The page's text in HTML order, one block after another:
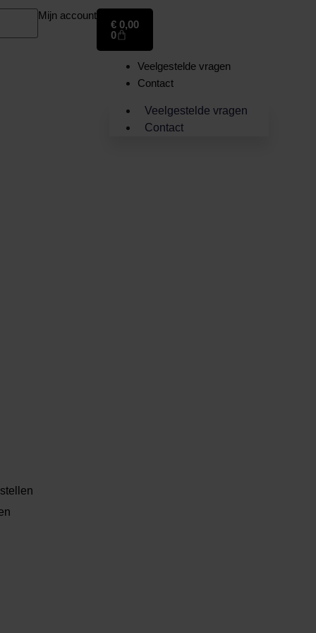
Mijn account
€ 0,00
0
Veelgestelde vragen
Contact
Veelgestelde vragen
Contact